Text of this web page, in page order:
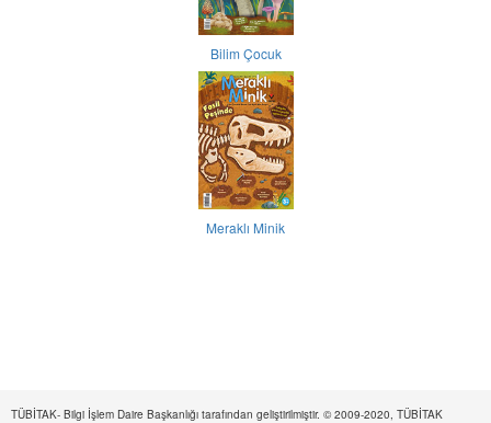
Bilim Çocuk
Meraklı Minik
TÜBİTAK- Bilgi İşlem Daire Başkanlığı tarafından geliştirilmiştir. © 2009-2020, TÜBİTAK